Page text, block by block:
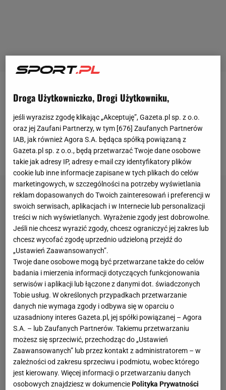
Po 13 kolejkach Ligi Narodów Polacy mają 11
Argentyńczycy dopiero co wygrali z walczącą o
półfinał Serbią i to 3:0. Z nami grali nieźle, ale jednak
nie ugrali nawet seta.
Droga Użytkowniczko, Drogi Użytkowniku,
jeśli wyrazisz zgodę klikając „Akceptuję”, Gazeta.pl sp. z o.o.
oraz jej Zaufani Partnerzy, w tym [676] Zaufanych Partnerów
IAB, jak również Agora S.A. będąca spółką powiązaną z
Gazeta.pl sp. z o.o., będą przetwarzać Twoje dane osobowe
takie jak adresy IP, adresy e-mail czy identyfikatory plików
cookie lub inne informacje zapisane w tych plikach do celów
marketingowych, w szczególności na potrzeby wyświetlania
reklam dopasowanych do Twoich zainteresowań i preferencji w
swoich serwisach, aplikacjach i w Internecie lub personalizacji
treści w nich wyświetlanych. Wyrażenie zgody jest dobrowolne.
Jeśli nie chcesz wyrazić zgody, chcesz ograniczyć jej zakres lub
chcesz wycofać zgodę uprzednio udzieloną przejdź do
„Ustawień Zaawansowanych”.
Twoje dane osobowe mogą być przetwarzane także do celów
badania i mierzenia informacji dotyczących funkcjonowania
serwisów i aplikacji lub łączone z danymi dot. świadczonych
Tobie usług. W określonych przypadkach przetwarzanie
danych nie wymaga zgody i odbywa się w oparciu o
uzasadniony interes Gazeta.pl, jej spółki powiązanej – Agora
S.A. – lub Zaufanych Partnerów. Takiemu przetwarzaniu
możesz się sprzeciwić, przechodząc do „Ustawień
Zaawansowanych” lub przez kontakt z administratorem – w
zależności od zakresu sprzeciwu i podmiotu, wobec którego
jest kierowany. Więcej informacji o przetwarzaniu danych
osobowych znajdziesz w dokumenciePolityka Prywatności